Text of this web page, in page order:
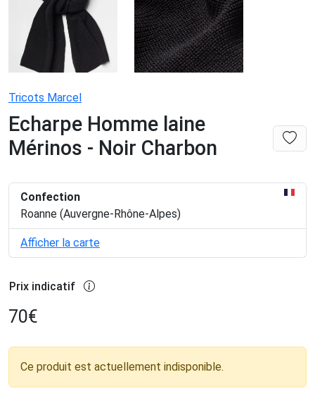
Tricots Marcel
Echarpe Homme laine
Mérinos - Noir Charbon
Confection
Roanne (Auvergne-Rhône-Alpes)
Afficher la carte
Prix indicatif
70€
Ce produit est actuellement indisponible.